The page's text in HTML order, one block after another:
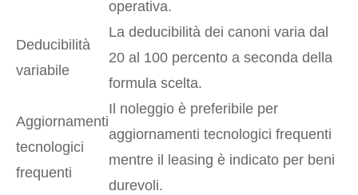
operativa.
Deducibilità
variabile
La deducibilità dei canoni varia dal
20 al 100 percento a seconda della
formula scelta.
Aggiornamenti
tecnologici
frequenti
Il noleggio è preferibile per
aggiornamenti tecnologici frequenti
mentre il leasing è indicato per beni
durevoli.